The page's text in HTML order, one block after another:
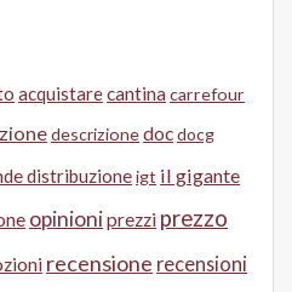
acquistarecantina carrefour
descrizionedocdocg
distribuzioneigt il gigante
opinioniprezzi prezzo
recensione recensioni